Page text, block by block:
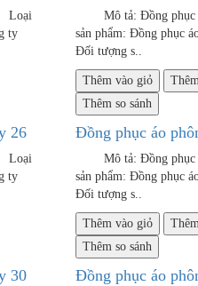
Loại
ty
Mô tả: Đồng
sản phẩm: Đồng
Đối tượng s..
Thêm vào giỏ
Thêm so sánh
26
Loại
ty
Đồng phục áo
Mô tả: Đồng
sản phẩm: Đồng
Đối tượng s..
Thêm vào giỏ
Thêm so sánh
30 Đồng phục áo